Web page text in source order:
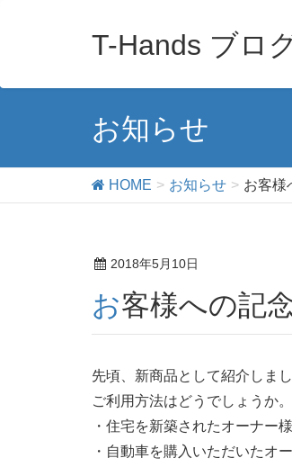
T-Hands ブロ
お知らせ
HOME お知らせ お客様
2018年5月10日
お客様への
先頃、新商品として紹介しま
ご利用方法はどうでしょうか。
・住宅を新築されたオーナー
・自動車を購入いただいたオ